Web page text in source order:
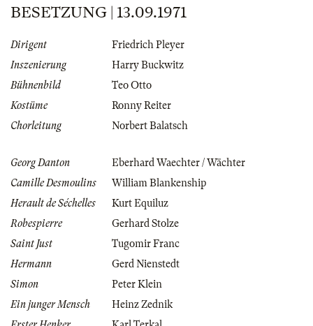
BESETZUNG | 13.09.1971
Dirigent
Friedrich Pleyer
Inszenierung
Harry Buckwitz
Bühnenbild
Teo Otto
Kostüme
Ronny Reiter
Chorleitung
Norbert Balatsch
Georg Danton
Eberhard Waechter / Wächter
Camille Desmoulins
William Blankenship
Herault de Séchelles
Kurt Equiluz
Robespierre
Gerhard Stolze
Saint Just
Tugomir Franc
Hermann
Gerd Nienstedt
Simon
Peter Klein
Ein junger Mensch
Heinz Zednik